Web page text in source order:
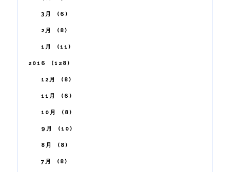
3月 6
2月 8
1月 11
2016 128
12月 8
11月 6
10月 8
9月 10
8月 8
7月 8